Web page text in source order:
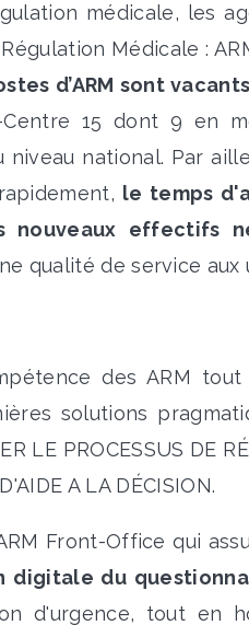
médicale, les
Médicale :
d’ARM sont vacants
Centre 15 dont 9 en
niveau national. Par
le temps
nouveaux effectifs
qualité de service aux
des ARM
solutions
LE PROCESSUS DE
A LA DÉCISION.
Front-Office qui
digitale du
d'urgence, tout en